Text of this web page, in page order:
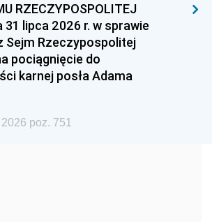
1995 1994
1992 1991
1989
1986 1985
RZECZYPOSPOLITEJ
31 lipca 2026 r. w sprawie
Sejm Rzeczypospolitej
pociągnięcie do
karnej posła Adama
poz. 751